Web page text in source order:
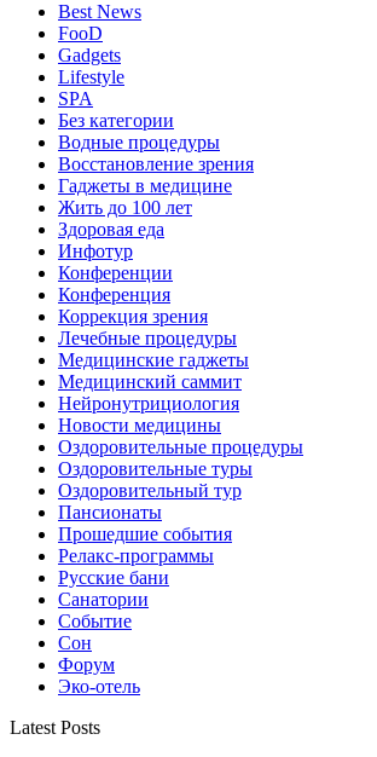
Best News
FooD
Gadgets
Lifestyle
SPA
Без категории
Водные процедуры
Восстановление зрения
Гаджеты в медицине
Жить до 100 лет
Здоровая еда
Инфотур
Конференции
Конференция
Коррекция зрения
Лечебные процедуры
Медицинские гаджеты
Медицинский саммит
Нейронутрициология
Новости медицины
Оздоровительные процедуры
Оздоровительные туры
Оздоровительный тур
Пансионаты
Прошедшие события
Релакс-программы
Русские бани
Санатории
Событие
Сон
Форум
Эко-отель
Latest Posts